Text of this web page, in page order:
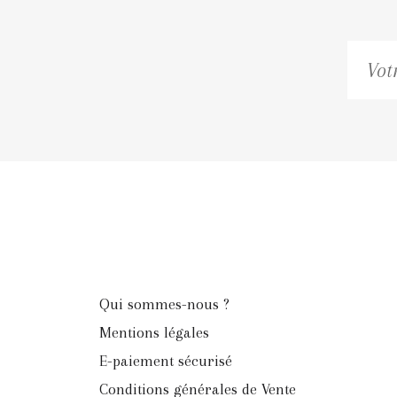
Qui sommes-nous ?
Mentions légales
E-paiement sécurisé
Conditions générales de Vente